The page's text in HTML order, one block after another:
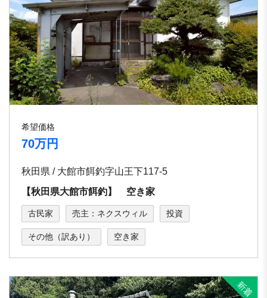
希望価格
70万円
秋田県 / 大館市餌釣字山王下117-5
【秋田県大館市餌釣】 空き家
古民家 売主：ネクスウィル 投資
その他（訳あり） 空き家